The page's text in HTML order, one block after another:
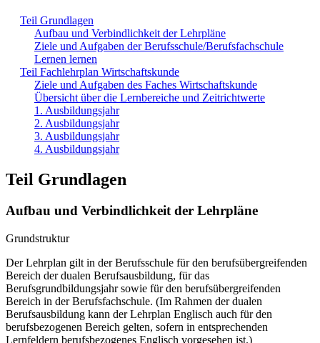
Teil Grundlagen
Aufbau und Verbindlichkeit der Lehrpläne
Ziele und Aufgaben der Berufsschule/Berufsfachschule
Lernen lernen
Teil Fachlehrplan Wirtschaftskunde
Ziele und Aufgaben des Faches Wirtschaftskunde
Übersicht über die Lernbereiche und Zeitrichtwerte
1. Ausbildungsjahr
2. Ausbildungsjahr
3. Ausbildungsjahr
4. Ausbildungsjahr
Teil Grundlagen
Aufbau und Verbindlichkeit der Lehrpläne
Grundstruktur
Der Lehrplan gilt in der Berufsschule für den berufsübergreifenden
Bereich der dualen Berufsausbildung, für das
Berufsgrundbildungsjahr sowie für den berufsübergreifenden
Bereich in der Berufsfachschule. (Im Rahmen der dualen
Berufsausbildung kann der Lehrplan Englisch auch für den
berufsbezogenen Bereich gelten, sofern in entsprechenden
Lernfeldern berufsbezogenes Englisch vorgesehen ist.)